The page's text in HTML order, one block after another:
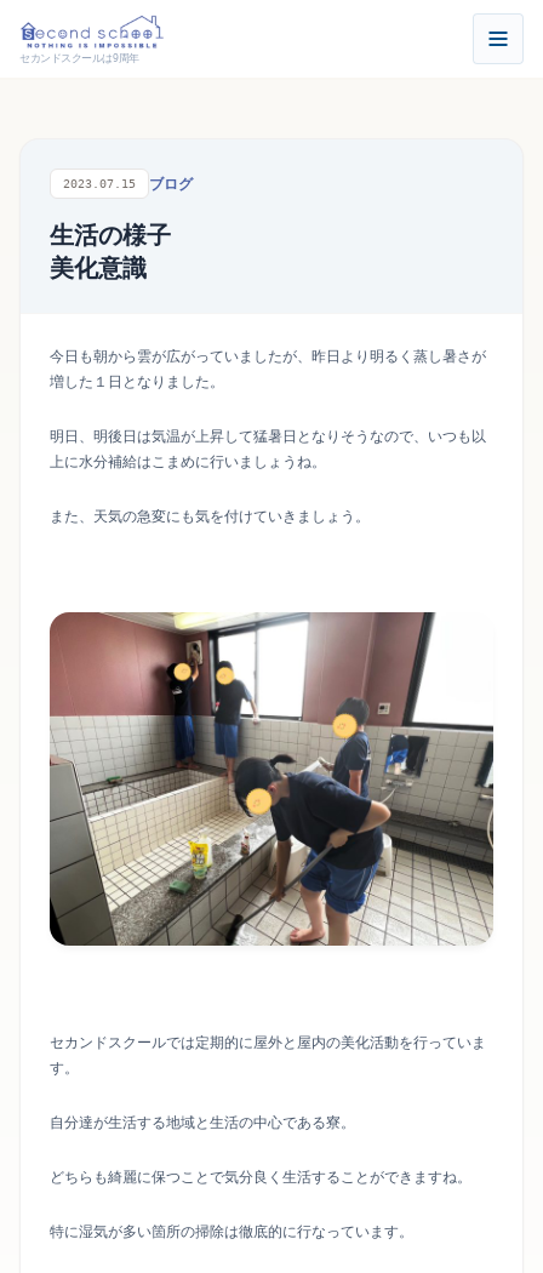
セカンドスクールは9周年
2023.07.15 ブログ
生活の様子
美化意識
今日も朝から雲が広がっていましたが、昨日より明るく蒸し暑さが
増した１日となりました。
明日、明後日は気温が上昇して猛暑日となりそうなので、いつも以
上に水分補給はこまめに行いましょうね。
また、天気の急変にも気を付けていきましょう。
セカンドスクールでは定期的に屋外と屋内の美化活動を行っていま
す。
自分達が生活する地域と生活の中心である寮。
どちらも綺麗に保つことで気分良く生活することができますね。
特に湿気が多い箇所の掃除は徹底的に行なっています。